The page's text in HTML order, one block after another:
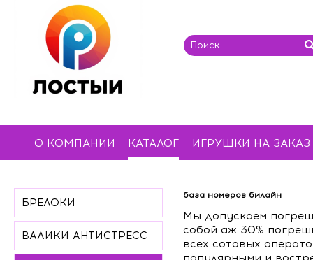
О КОМПАНИИ КАТАЛОГ ИГРУШКИ НА ЗАКАЗ
база номеров билайн
Мы допускаем
собой аж 30%
всех сотовых
БРЕЛОКИ
ВАЛИКИ АНТИСТРЕСС